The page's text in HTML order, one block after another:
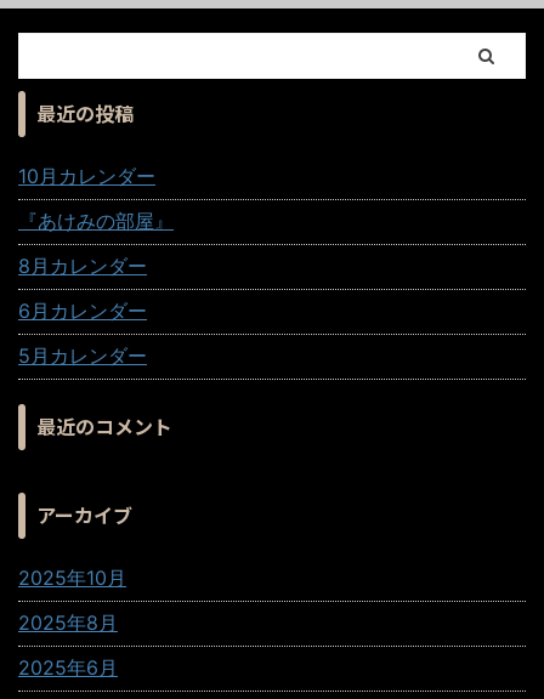
最近の投稿
10月カレンダー
『あけみの部屋』
8月カレンダー
6月カレンダー
5月カレンダー
最近のコメント
アーカイブ
2025年10月
2025年8月
2025年6月